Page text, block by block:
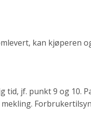
kan kjøperen
tid, jf. punkt 9 og 10.